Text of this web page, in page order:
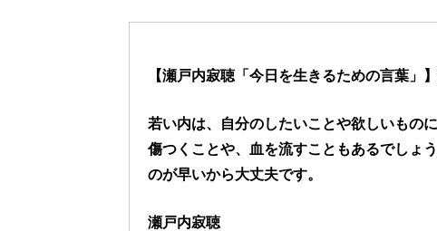
【瀬戸内寂聴「今日を生きるための言葉」
若い内は、自分のしたいことや欲しいもの
傷つくことや、血を流すこともあるでしょ
のが早いから大丈夫です。
瀬戸内寂聴